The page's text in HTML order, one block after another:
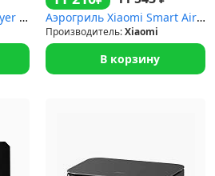
Аэрогриль Xiaomi Air Fryer 6.5L черный [MAF-W6501] Аэрогриль Xiaomi Smart Air Fryer 6.5L EU, белый [bhr7358eu]
Производитель:Xiaomi
В корзину